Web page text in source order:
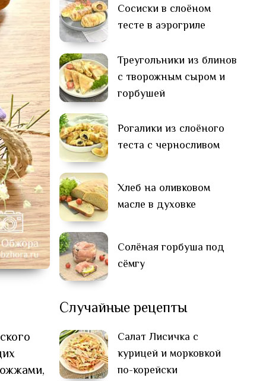
Сосиски в слоёном
тесте в аэрогриле
Треугольники из блинов
с творожным сыром и
горбушей
Рогалики из слоёного
теста с черносливом
Хлеб на оливковом
масле в духовке
Солёная горбуша под
сёмгу
Случайные рецепты
Салат Лисичка с
курицей и морковкой
по-корейски